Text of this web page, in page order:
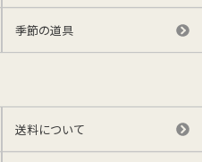
季節の道具
送料について